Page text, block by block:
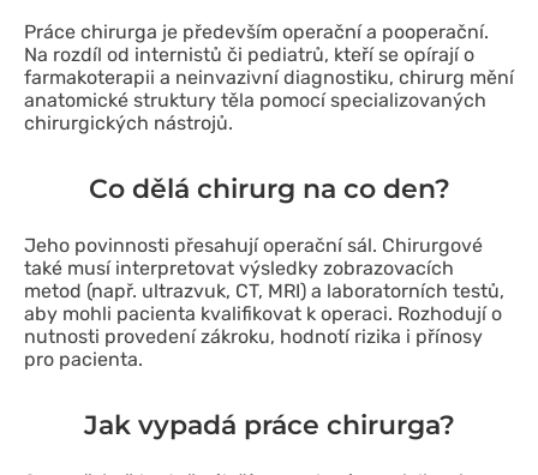
Práce chirurga je především operační a pooperační.
Na rozdíl od internistů či pediatrů, kteří se opírají o
farmakoterapii a neinvazivní diagnostiku, chirurg mění
anatomické struktury těla pomocí specializovaných
chirurgických nástrojů.
Co dělá chirurg na co den?
Jeho povinnosti přesahují operační sál. Chirurgové
také musí interpretovat výsledky zobrazovacích
metod (např. ultrazvuk, CT, MRI) a laboratorních testů,
aby mohli pacienta kvalifikovat k operaci. Rozhodují o
nutnosti provedení zákroku, hodnotí rizika i přínosy
pro pacienta.
Jak vypadá práce chirurga?